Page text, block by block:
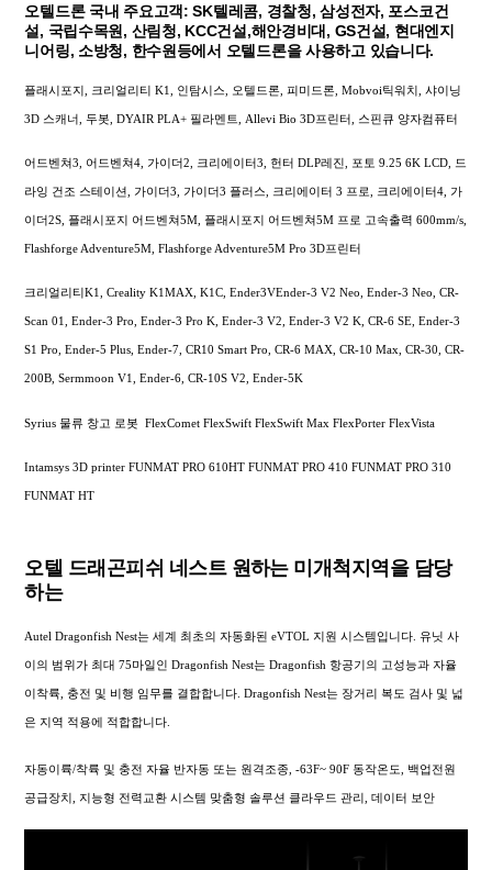
오텔드론 국내 주요고객: SK텔레콤, 경찰청, 삼성전자, 포스코건
설, 국립수목원, 산림청, KCC건설,해안경비대, GS건설, 현대엔지
니어링, 소방청, 한수원등에서 오텔드론을 사용하고 있습니다.
플래시포지, 크리얼리티 K1, 인탐시스, 오텔드론, 피미드론, Mobvoi틱워치, 샤이닝
3D 스캐너, 두봇, DYAIR PLA+ 필라멘트, Allevi Bio 3D프린터, 스핀큐 양자컴퓨터
어드벤쳐3, 어드벤쳐4, 가이더2, 크리에이터3, 헌터 DLP레진, 포토 9.25 6K LCD, 드
라잉 건조 스테이션, 가이더3, 가이더3 플러스, 크리에이터 3 프로, 크리에이터4, 가
이더2S, 플래시포지 어드벤쳐5M, 플래시포지 어드벤쳐5M 프로 고속출력 600mm/s,
Flashforge Adventure5M, Flashforge Adventure5M Pro 3D프린터
크리얼리티K1, Creality K1MAX, K1C, Ender3VEnder-3 V2 Neo, Ender-3 Neo, CR-
Scan 01, Ender-3 Pro, Ender-3 Pro K, Ender-3 V2, Ender-3 V2 K, CR-6 SE, Ender-3
S1 Pro, Ender-5 Plus, Ender-7, CR10 Smart Pro, CR-6 MAX, CR-10 Max, CR-30, CR-
200B, Sermmoon V1, Ender-6, CR-10S V2, Ender-5K
Syrius 물류 창고 로봇 FlexComet FlexSwift FlexSwift Max FlexPorter FlexVista
Intamsys 3D printer FUNMAT PRO 610HT FUNMAT PRO 410 FUNMAT PRO 310
FUNMAT HT
오텔 드래곤피쉬 네스트 원하는 미개척지역을 담당
하는
Autel Dragonfish Nest는 세계 최초의 자동화된 eVTOL 지원 시스템입니다. 유닛 사
이의 범위가 최대 75마일인 Dragonfish Nest는 Dragonfish 항공기의 고성능과 자율
이착륙, 충전 및 비행 임무를 결합합니다. Dragonfish Nest는 장거리 복도 검사 및 넓
은 지역 적용에 적합합니다.
자동이륙/착륙 및 충전 자율 반자동 또는 원격조종, -63F~ 90F 동작온도, 백업전원
공급장치, 지능형 전력교환 시스템 맞춤형 솔루션 클라우드 관리, 데이터 보안